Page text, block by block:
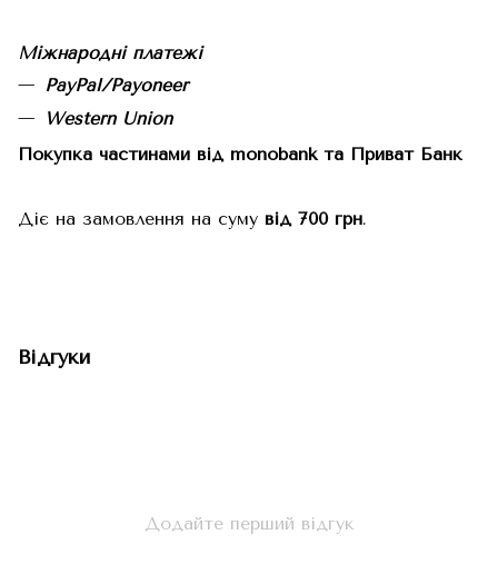
Міжнародні платежі
PayPal/Payoneer
Western Union
Покупка частинами від monobank та Приват Банк
Діє на замовлення на суму від 700 грн.
Відгуки
Додайте перший відгук